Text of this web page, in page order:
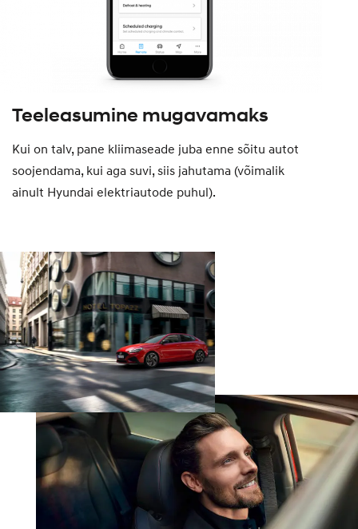
Teeleasumine mugavamaks
Kui on talv, pane kliimaseade juba enne sõitu autot
soojendama, kui aga suvi, siis jahutama (võimalik
ainult Hyundai elektriautode puhul).